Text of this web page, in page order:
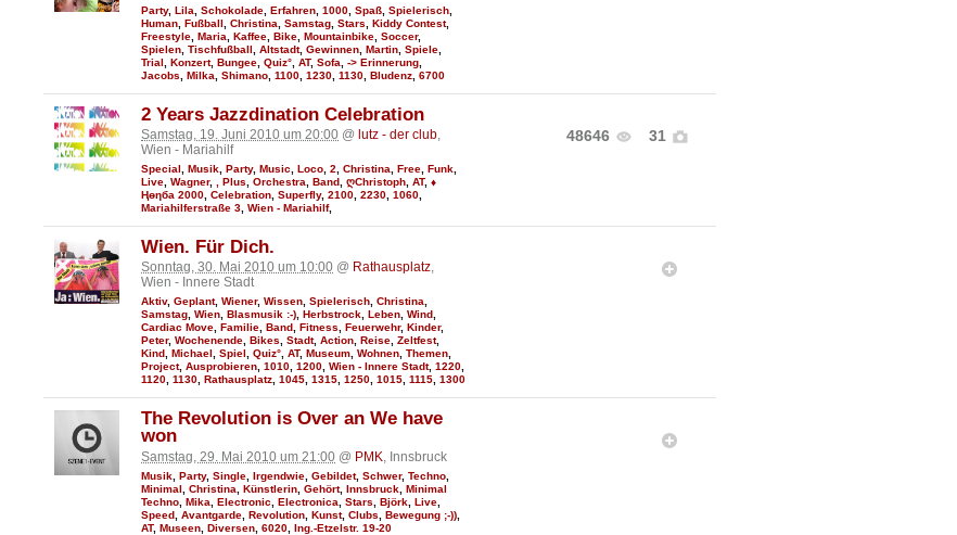
Party, Lila Schokolade Erfahren 1000 Spaß Spielerisch
Human Fußball Christina Samstag Stars Kiddy Contest,
Freestyle Maria Kaffee Bike Mountainbike Soccer,
Spielen Tischfußball Altstadt, Gewinnen Martin Spiele
Trial
Konzert, Bungee Quiz° AT, Sofa -> Erinnerung
Jacobs
Milka Shimano 1100 1230 1130 Bludenz 6700
48646 31
2 Years Jazzdination Celebration
Samstag, 19. Juni 2010 um 20:00 @ lutz - der club,
Wien - Mariahilf
Special Musik Party, Music Loco 2 Christina Free Funk
Live Wagner, , Plus Orchestra Band ღChristoph AT, ♦
Ңөηба 2000 Celebration Superfly, 2100 2230 1060
Mariahilferstraße 3 Wien - Mariahilf,
Wien. Für Dich.
Sonntag, 30. Mai 2010 um 10:00 @ Rathausplatz,
Wien - Innere Stadt
Aktiv, Geplant, Wiener, Wissen, Spielerisch, Christina,
Samstag, Wien, Blasmusik :-), Herbstrock, Leben, Wind,
Cardiac Move, Familie, Band, Fitness, Feuerwehr, Kinder,
Peter, Wochenende, Bikes, Stadt, Action, Reise, Zeltfest,
Kind, Michael , Spiel , Quiz°, AT, Museum, Wohnen, Themen,
Project, Ausprobieren, 1010, 1200, Wien - Innere Stadt, 1220,
1120, 1130, Rathausplatz, 1045, 1315, 1250, 1015, 1115, 1300
The Revolution is Over an We have
won
Samstag, 29. Mai 2010 um 21:00 @ PMK, Innsbruck
Musik Party, Single Irgendwie Gebildet, Schwer, Techno
Minimal
Christina Künstlerin Gehört, Innsbruck Minimal
Techno Mika Electronic Electronica Stars Björk Live
Speed Avantgarde Revolution Kunst, Clubs Bewegung ;-))
AT, Museen Diversen 6020 Ing.-Etzelstr. 19-20